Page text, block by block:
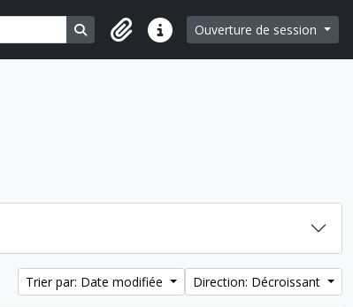
Search in browse page
Liens rapidesOuverture de session
Trier par: Date modifiée Direction: Décroissant